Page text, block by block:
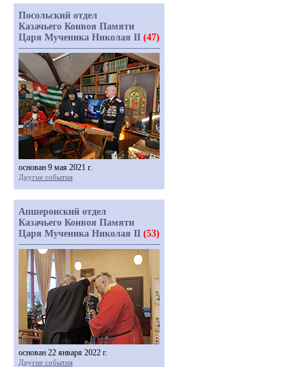
Посольский отдел
Казачьего Конвоя Памяти
Царя Мученика Николая II (47)
основан 9 мая 2021 г.
Другие события
Апшеронский отдел
Казачьего Конвоя Памяти
Царя Мученика Николая II (53)
основан 22 января 2022 г.
Другие события